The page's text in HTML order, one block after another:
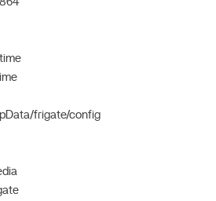
frigate/config